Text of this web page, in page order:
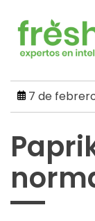
content
7 de